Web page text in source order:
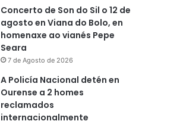
Concerto de Son do Sil o 12 de
agosto en Viana do Bolo, en
homenaxe ao vianés Pepe
Seara
7 de Agosto de 2026
A Policía Nacional detén en
Ourense a 2 homes
reclamados
internacionalmente